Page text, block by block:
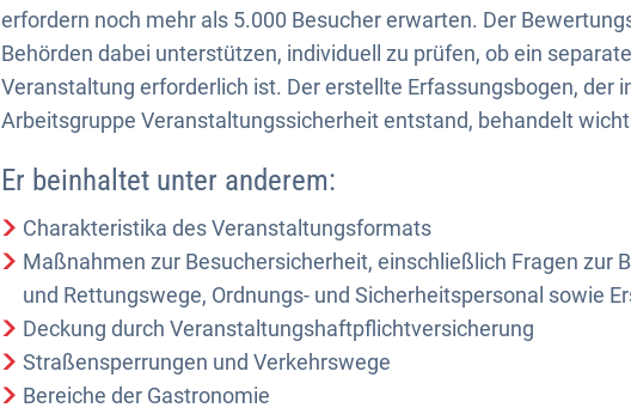
erfordern noch mehr als 5.000 Besucher erwarten. Der
Behörden dabei unterstützen, individuell zu prüfen, ob ein
Veranstaltung erforderlich ist. Der erstellte Erfassungsbogen, der
Arbeitsgruppe Veranstaltungssicherheit entstand, behandelt
Er beinhaltet unter anderem:
Charakteristika des Veranstaltungsformats
Maßnahmen zur Besuchersicherheit, einschließlich Fragen zur
und Rettungswege, Ordnungs- und Sicherheitspersonal sowie
Deckung durch Veranstaltungshaftpflichtversicherung
Straßensperrungen und Verkehrswege
Bereiche der Gastronomie